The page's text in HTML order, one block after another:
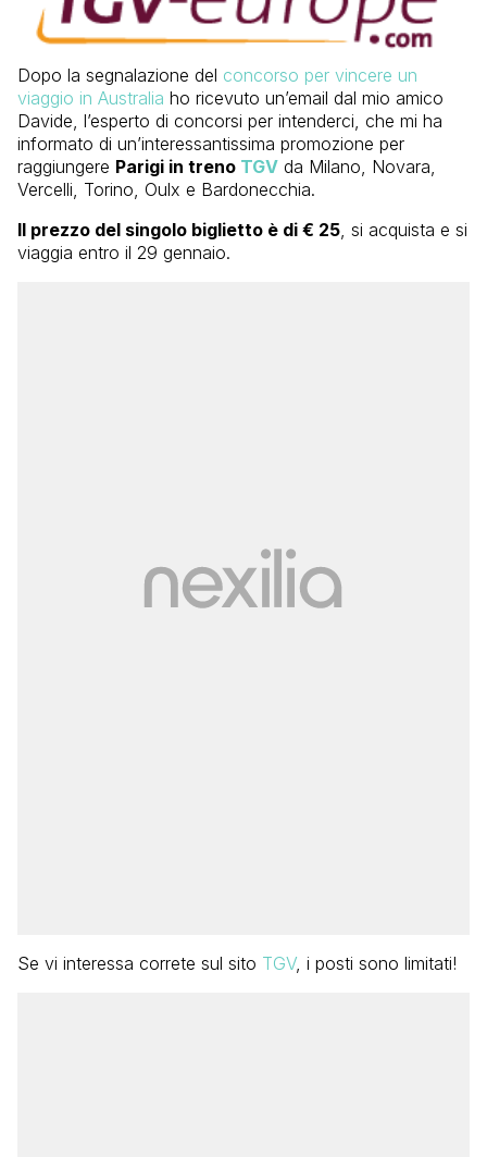
Dopo la segnalazione del concorso per vincere un
viaggio in Australia ho ricevuto un’email dal mio amico
Davide, l’esperto di concorsi per intenderci, che mi ha
informato di un’interessantissima promozione per
raggiungere Parigi in treno TGV da Milano, Novara,
Vercelli, Torino, Oulx e Bardonecchia.
Il prezzo del singolo biglietto è di € 25 , si acquista e si
viaggia entro il 29 gennaio.
Se vi interessa correte sul sito TGV, i posti sono limitati!